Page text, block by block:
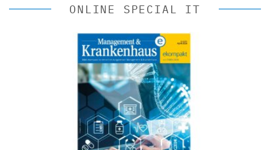
ONLINE SPECIAL IT